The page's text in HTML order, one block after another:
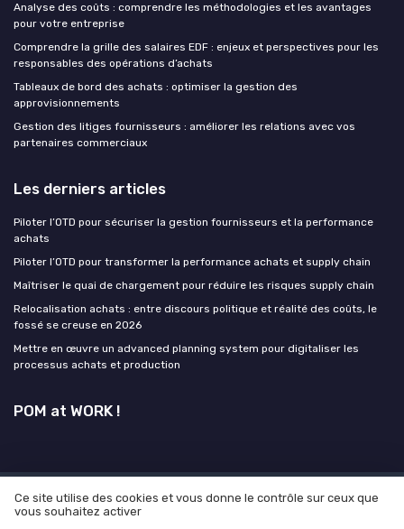
Analyse des coûts : comprendre les méthodologies et les avantages
pour votre entreprise
Comprendre la grille des salaires EDF : enjeux et perspectives pour les
responsables des opérations d’achats
Tableaux de bord des achats : optimiser la gestion des
approvisionnements
Gestion des litiges fournisseurs : améliorer les relations avec vos
partenaires commerciaux
Les derniers articles
Piloter l’OTD pour sécuriser la gestion fournisseurs et la performance
achats
Piloter l’OTD pour transformer la performance achats et supply chain
Maîtriser le quai de chargement pour réduire les risques supply chain
Relocalisation achats : entre discours politique et réalité des coûts, le
fossé se creuse en 2026
Mettre en œuvre un advanced planning system pour digitaliser les
processus achats et production
POM at WORK !
Mentions légales Politique de confidentialité
Grande
enquête 2025 sur l'IA et les directeurs achats
Ce site utilise des cookies et vous donne le contrôle sur ceux que
vous souhaitez activer